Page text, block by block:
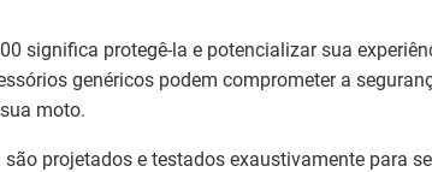
significa protegê-la e potencializar sua
genéricos podem comprometer a
moto.
projetados e testados exaustivamente para se